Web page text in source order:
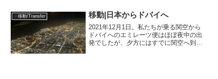
ルは5時過ぎにチェックアウトです。4時
に起きるのなんて、い...
・移動/Transfer 移動|日本からドバイへ
2021年12月1日。私たちが乗る関空から
ドバイへのエミレーツ便はほぼ夜中の出
発でしたが、夕方にはすでに関空へ到